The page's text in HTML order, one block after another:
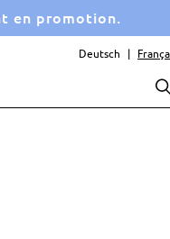
en promotion.
Deutsch